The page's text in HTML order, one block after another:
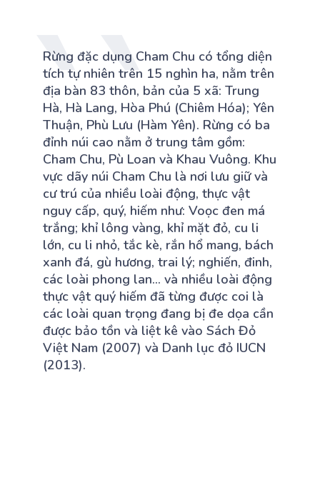
Rừng đặc dụng Cham Chu có tổng diện
tích tự nhiên trên 15 nghìn ha, nằm trên
địa bàn 83 thôn, bản của 5 xã: Trung
Hà, Hà Lang, Hòa Phú (Chiêm Hóa); Yên
Thuận, Phù Lưu (Hàm Yên). Rừng có ba
đỉnh núi cao nằm ở trung tâm gồm:
Cham Chu, Pù Loan và Khau Vuông. Khu
vực dãy núi Cham Chu là nơi lưu giữ và
cư trú của nhiều loài động, thực vật
nguy cấp, quý, hiếm như: Voọc đen má
trắng; khỉ lông vàng, khỉ mặt đỏ, cu li
lớn, cu li nhỏ, tắc kè, rắn hổ mang, bách
xanh đá, gù hương, trai lý; nghiến, đinh,
các loài phong lan... và nhiều loài động
thực vật quý hiếm đã từng được coi là
các loài quan trọng đang bị đe dọa cần
được bảo tồn và liệt kê vào Sách Đỏ
Việt Nam (2007) và Danh lục đỏ IUCN
(2013).